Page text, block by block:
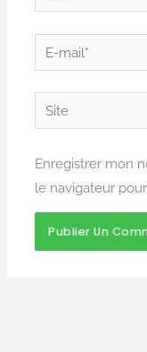
E-
mail*
Site
Enregistrer mon
le navigateur